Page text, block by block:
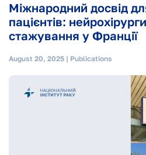
Міжнародний досвід
пацієнтів:
стажування у Франції
August 20, 2025 | Publications